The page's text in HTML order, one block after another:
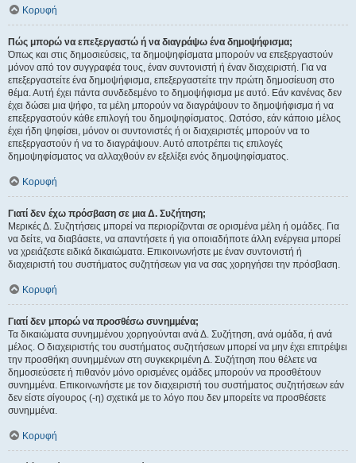
Κορυφή
Πώς μπορώ να επεξεργαστώ ή να διαγράψω ένα δημοψήφισμα;
Όπως και στις δημοσιεύσεις, τα δημοψηφίσματα μπορούν να επεξεργαστούν
μόνον από τον συγγραφέα τους, έναν συντονιστή ή έναν διαχειριστή. Για να
επεξεργαστείτε ένα δημοψήφισμα, επεξεργαστείτε την πρώτη δημοσίευση στο
θέμα. Αυτή έχει πάντα συνδεδεμένο το δημοψήφισμα με αυτό. Εάν κανένας δεν
έχει δώσει μια ψήφο, τα μέλη μπορούν να διαγράψουν το δημοψήφισμα ή να
επεξεργαστούν κάθε επιλογή του δημοψηφίσματος. Ωστόσο, εάν κάποιο μέλος
έχει ήδη ψηφίσει, μόνον οι συντονιστές ή οι διαχειριστές μπορούν να το
επεξεργαστούν ή να το διαγράψουν. Αυτό αποτρέπει τις επιλογές
δημοψηφίσματος να αλλαχθούν εν εξελίξει ενός δημοψηφίσματος.
Κορυφή
Γιατί δεν έχω πρόσβαση σε μια Δ. Συζήτηση;
Μερικές Δ. Συζητήσεις μπορεί να περιορίζονται σε ορισμένα μέλη ή ομάδες. Για
να δείτε, να διαβάσετε, να απαντήσετε ή για οποιαδήποτε άλλη ενέργεια μπορεί
να χρειάζεστε ειδικά δικαιώματα. Επικοινωνήστε με έναν συντονιστή ή
διαχειριστή του συστήματος συζητήσεων για να σας χορηγήσει την πρόσβαση.
Κορυφή
Γιατί δεν μπορώ να προσθέσω συνημμένα;
Τα δικαιώματα συνημμένου χορηγούνται ανά Δ. Συζήτηση, ανά ομάδα, ή ανά
μέλος. Ο διαχειριστής του συστήματος συζητήσεων μπορεί να μην έχει επιτρέψει
την προσθήκη συνημμένων στη συγκεκριμένη Δ. Συζήτηση που θέλετε να
δημοσιεύσετε ή πιθανόν μόνο ορισμένες ομάδες μπορούν να προσθέτουν
συνημμένα. Επικοινωνήστε με τον διαχειριστή του συστήματος συζητήσεων εάν
δεν είστε σίγουρος (-η) σχετικά με το λόγο που δεν μπορείτε να προσθέσετε
συνημμένα.
Κορυφή